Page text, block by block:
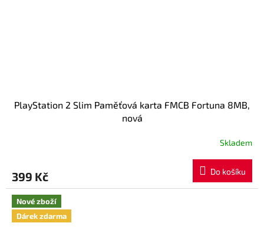
PlayStation 2 Slim Paměťová karta FMCB Fortuna 8MB,
nová
Skladem
399 Kč Do košíku
Nové zboží
Dárek zdarma